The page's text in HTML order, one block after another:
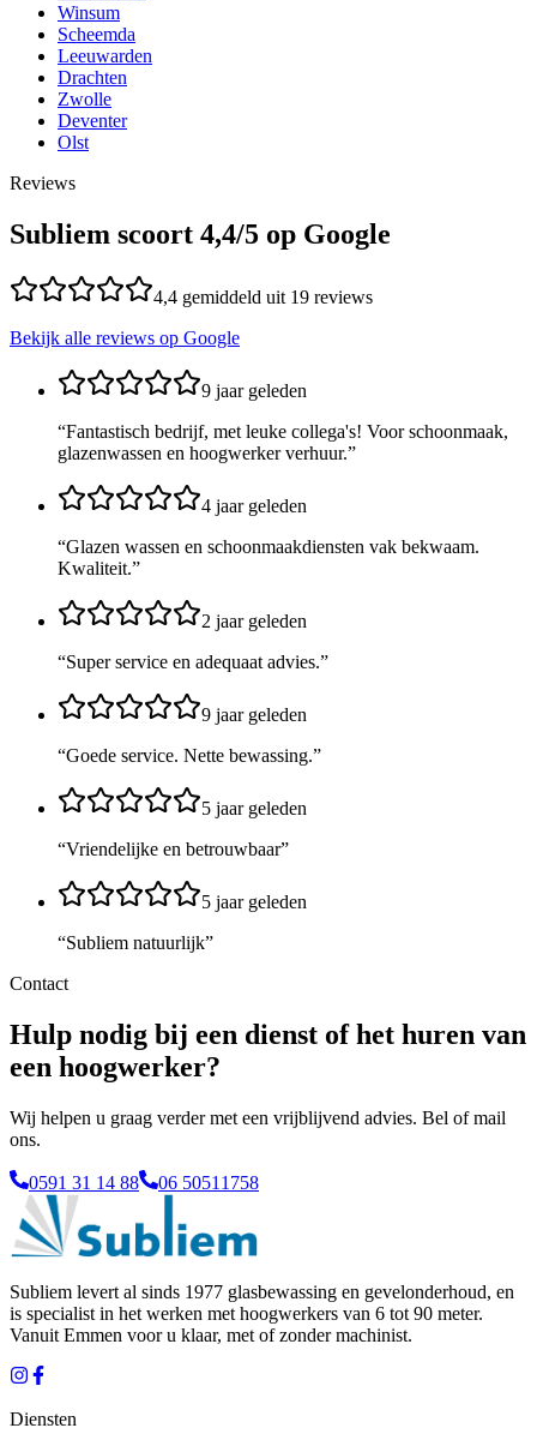
Winsum
Scheemda
Leeuwarden
Drachten
Zwolle
Deventer
Olst
Reviews
Subliem scoort 4,4/5 op Google
4,4 gemiddeld uit 19 reviews
Bekijk alle reviews op Google
9 jaar geleden
“Fantastisch bedrijf, met leuke collega's! Voor schoonmaak,
glazenwassen en hoogwerker verhuur.”
4 jaar geleden
“Glazen wassen en schoonmaakdiensten vak bekwaam.
Kwaliteit.”
2 jaar geleden
“Super service en adequaat advies.”
9 jaar geleden
“Goede service. Nette bewassing.”
5 jaar geleden
“Vriendelijke en betrouwbaar”
5 jaar geleden
“Subliem natuurlijk”
Contact
Hulp nodig bij een dienst of het huren van
een hoogwerker?
Wij helpen u graag verder met een vrijblijvend advies. Bel of mail
ons.
0591 31 14 88 06 50511758
Subliem levert al sinds 1977 glasbewassing en gevelonderhoud, en
is specialist in het werken met hoogwerkers van 6 tot 90 meter.
Vanuit Emmen voor u klaar, met of zonder machinist.
Diensten